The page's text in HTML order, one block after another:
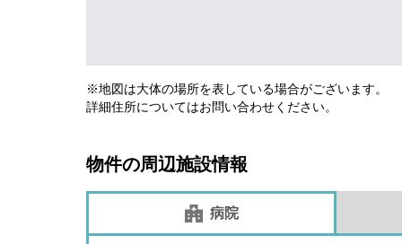
※地図は大体の場所を表している場合がございます。
詳細住所についてはお問い合わせください。
物件の周辺施設情報
病院